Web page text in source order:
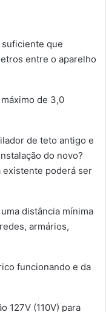
que
entre o aparelho
de 3,0
de teto antigo e
do novo?
existente poderá ser
distância mínima
armários,
funcionando e da
127V (110V) para